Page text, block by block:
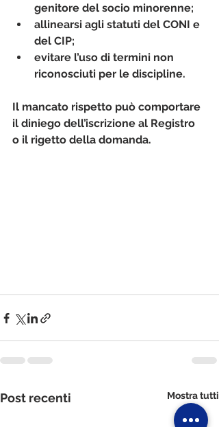
genitore del socio minorenne;
allinearsi agli statuti del CONI e
del CIP;
evitare l’uso di termini non
riconosciuti per le discipline.
Il mancato rispetto può comportare
il diniego dell’iscrizione al Registro
o il rigetto della domanda.
Post recenti Mostra tutti